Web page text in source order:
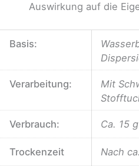
Auswirkung auf die
Basis:
Verarbeitung:
Mit
Verbrauch: Ca. 15
Trockenzeit Nach